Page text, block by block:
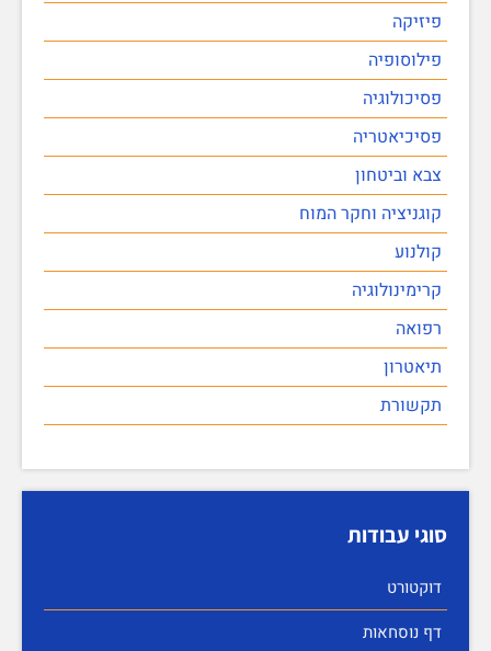
פיזיקה
פילוסופיה
פסיכולוגיה
פסיכיאטריה
צבא וביטחון
קוגניציה וחקר המוח
קולנוע
קרימינולוגיה
רפואה
תיאטרון
תקשורת
סוגי עבודות
דוקטורט
דף נוסחאות